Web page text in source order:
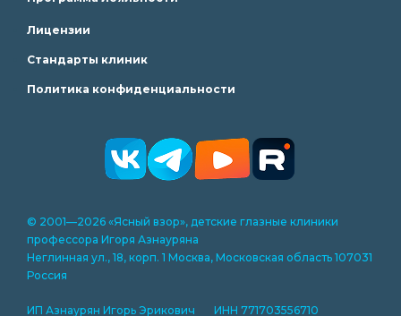
Лицензии
Стандарты клиник
Политика конфиденциальности
© 2001—2026 «Ясный взор», детские глазные клиники
профессора Игоря Азнауряна
Неглинная ул., 18, корп. 1 Москва, Московская область 107031
Россия
ИП Азнаурян Игорь Эрикович ИНН 771703556710